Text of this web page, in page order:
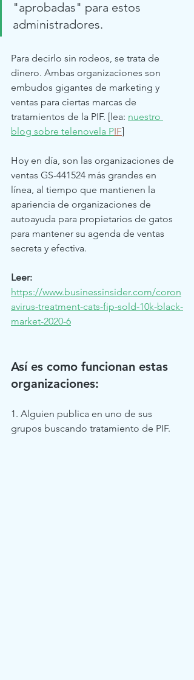
"aprobadas" para estos
administradores.
Para decirlo sin rodeos, se trata de
dinero. Ambas organizaciones son
embudos gigantes de marketing y
ventas para ciertas marcas de
tratamientos de la PIF. [lea: nuestro
blog sobre telenovela PIF]
Hoy en día, son las organizaciones de
ventas GS-441524 más grandes en
línea, al tiempo que mantienen la
apariencia de organizaciones de
autoayuda para propietarios de gatos
para mantener su agenda de ventas
secreta y efectiva.
Leer:
https://www.businessinsider.com/coron
avirus-treatment-cats-fip-sold-10k-black-
market-2020-6
Así es como funcionan estas
organizaciones:
1. Alguien publica en uno de sus
grupos buscando tratamiento de PIF.